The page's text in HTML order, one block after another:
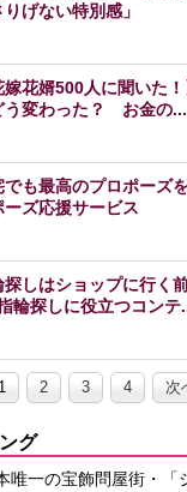
りげない特別感」
嫁花婿500人に聞いた
う変わった？ お金の...
でも最高のプロポーズ
ーズ応援サービス
探しはショップに行く
輪探しに役立つコンテ
1 2 3 4 次
グ
唯一の宝飾問屋街・「